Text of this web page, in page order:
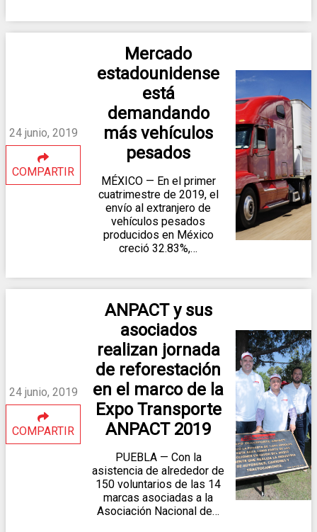
24 junio, 2019
COMPARTIR
Mercado
estadounidense
está
demandando
más vehículos
pesados
MÉXICO — En el primer
cuatrimestre de 2019, el
envío al extranjero de
vehículos pesados
producidos en México
creció 32.83%,…
24 junio, 2019
COMPARTIR
ANPACT y sus
asociados
realizan jornada
de reforestación
en el marco de la
Expo Transporte
ANPACT 2019
PUEBLA — Con la
asistencia de alrededor de
150 voluntarios de las 14
marcas asociadas a la
Asociación Nacional de…